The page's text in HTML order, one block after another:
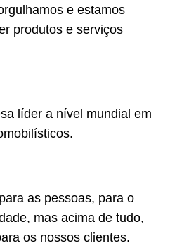
e estamos
produtos e serviços
líder a nível mundial em
as pessoas, para o
mas acima de tudo,
os nossos clientes.